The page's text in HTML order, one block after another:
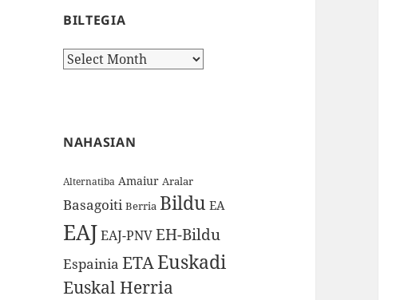
BILTEGIA
Biltegia
NAHASIAN
Alternatiba Amaiur Aralar
Basagoiti Berria Bildu EA
EAJEAJ-PNVEH-Bildu
Espainia ETAEuskadi
Euskal Herria